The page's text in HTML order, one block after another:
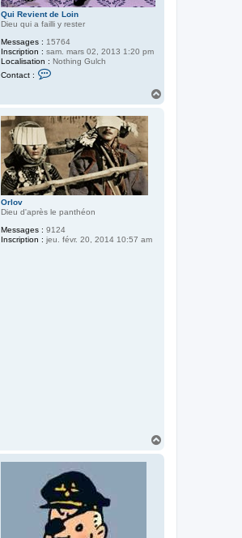
Qui Revient de Loin
Dieu qui a failli y rester
Messages : 15764
Inscription : sam. mars 02, 2013 1:20 pm
Localisation : Nothing Gulch
Contact :
c
t
e
r
Q
u
i
R
e
i
e
n
t
Orlov
Dieu d'après le panthéon
Messages : 9124
Inscription : jeu. févr. 20, 2014 10:57 am